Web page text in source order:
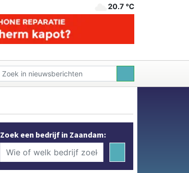
20.7 ℃
Zoek een bedrijf in Zaandam: